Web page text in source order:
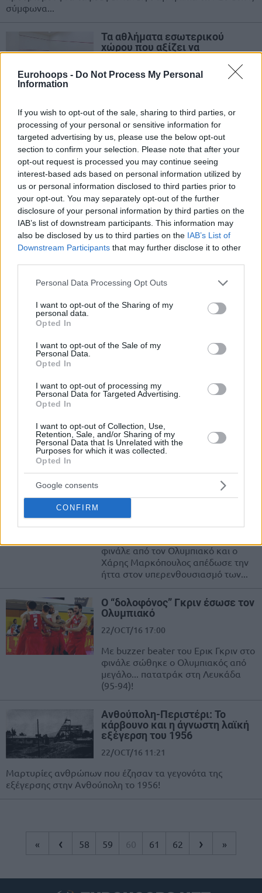
Eurohoops - Do Not Process My Personal
Information
If you wish to opt-out of the sale, sharing to third parties, or
processing of your personal or sensitive information for
targeted advertising by us, please use the below opt-out
section to confirm your selection. Please note that after your
opt-out request is processed you may continue seeing
interest-based ads based on personal information utilized by
us or personal information disclosed to third parties prior to
your opt-out. You may separately opt-out of the further
disclosure of your personal information by third parties on the
IAB’s list of downstream participants. This information may
also be disclosed by us to third parties on the IAB’s List of
Downstream Participants that may further disclose it to other
Please note that this website/app uses one or more Google
not limited to your visit or usage behaviour. You may click to
grant or deny consent to Google and its third-party tags to
use your data for below specified purposes in below Google
consent section.
Personal Data Processing Opt Outs
I want to opt-out of the Sharing of my
personal data.
Opted In
I want to opt-out of the Sale of my
Personal Data.
Opted In
I want to opt-out of processing my
Personal Data for Targeted Advertising.
Opted In
I want to opt-out of Collection, Use,
Retention, Sale, and/or Sharing of my
Personal Data that Is Unrelated with the
Purposes for which it was collected.
Opted In
Google consents
CONFIRM
σύμφωνα...
Τα αθλήματα εσωτερικού
χώρου που αξίζει να
23/OCT/16 13:24
και ένα σωρό ακόμα «εξωτερικές» αθλητικές
δραστηριότητες. Όμως οι πρώτες...
Φονικό όπλο: Η αστυνομία του
Λος Άντζελες πληρώνει ακόμα
ζημιές
23/OCT/16 12:29
Το δίδυμο Ντάνι Γκλόβερ-Μελ Γκίμπσον έχει ρίξει βαριά τη
σκιά του στο reboot του «Φονικού όπλου», και όμως το...
Κρόκος: Ξεκίνησε η συγκομιδή
του κρόκου Κοζάνης ενός από τα
σπουδαιότερα και ακριβότερα
Σφαιρόπουλος: “Οποιος
22/OCT/16 18:20
Γιάννης Σφαιρόπουλος για τους
παίκτες του μετά την κακή εμφάνιση
στη Λευκάδα και την......
Χάρης Μαρκόπουλος: “Αν
παίξουμε 100 φορές με τον
Ολυμπιακό…”
22/OCT/16 17:54
φινάλε από τον Ολυμπιακό και ο
Χάρης Μαρκόπουλος απέδωσε την
ήττα στον υπερενθουσιασμό των...
Ο “δολοφόνος” Γκριν έσωσε τον
Ολυμπιακό
22/OCT/16 17:00
Με buzzer beater του Ερικ Γκριν στο
φινάλε σώθηκε ο Ολυμπιακός από
μεγάλο... πατατράκ στη Λευκάδα
(95-94)!
Ανθούπολη-Περιστέρι: Το
κάρβουνο και η άγνωστη λαϊκή
εξέγερση του 1956
22/OCT/16 11:21
Μαρτυρίες ανθρώπων που έζησαν τα γεγονότα της
εξέγερσης στην Ανθούπολη το 1956!
« ‹ 58 59 60 61 62 › »